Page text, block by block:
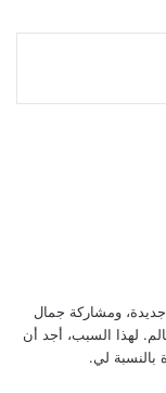
ومشاركة جمال
لهذا السبب، أجد أن
بالنسبة لي.